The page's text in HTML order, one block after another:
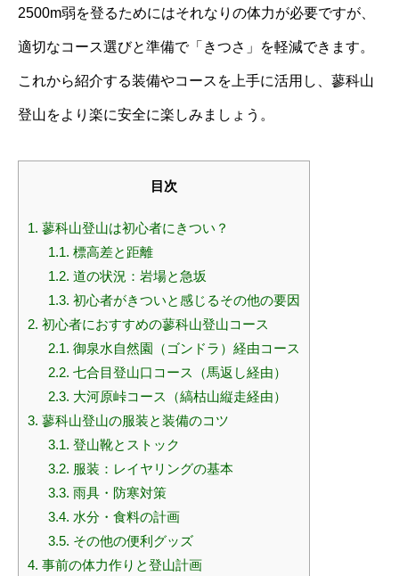
2500m弱を登るためにはそれなりの体力が必要ですが、
適切なコース選びと準備で「きつさ」を軽減できます。
これから紹介する装備やコースを上手に活用し、蓼科山
登山をより楽に安全に楽しみましょう。
目次
1. 蓼科山登山は初心者にきつい？
1.1. 標高差と距離
1.2. 道の状況：岩場と急坂
1.3. 初心者がきついと感じるその他の要因
2. 初心者におすすめの蓼科山登山コース
2.1. 御泉水自然園（ゴンドラ）経由コース
2.2. 七合目登山口コース（馬返し経由）
2.3. 大河原峠コース（縞枯山縦走経由）
3. 蓼科山登山の服装と装備のコツ
3.1. 登山靴とストック
3.2. 服装：レイヤリングの基本
3.3. 雨具・防寒対策
3.4. 水分・食料の計画
3.5. その他の便利グッズ
4. 事前の体力作りと登山計画